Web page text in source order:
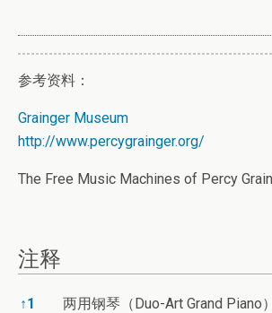
参考资料：
Grainger Museum
http://www.percygrainger.org/
The Free Music Machines of Percy
注释
注释
↑1
两用钢琴（Duo-Art Grand Piano